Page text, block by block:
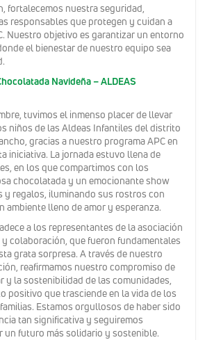
fortalecemos nuestra seguridad,
responsables que protegen y cuidan a
Nuestro objetivo es garantizar un entorno
el bienestar de nuestro equipo sea
Navideña – ALDEAS
tuvimos el inmenso placer de llevar
niños de las Aldeas Infantiles del distrito
gracias a nuestro programa APC en
iniciativa. La jornada estuvo llena de
en los que compartimos con los
chocolatada y un emocionante show
y regalos, iluminando sus rostros con
ambiente lleno de amor y esperanza.
a los representantes de la asociación
colaboración, que fueron fundamentales
grata sorpresa. A través de nuestro
reafirmamos nuestro compromiso de
y la sostenibilidad de las comunidades,
positivo que trasciende en la vida de los
Estamos orgullosos de haber sido
tan significativa y seguiremos
un futuro más solidario y sostenible.